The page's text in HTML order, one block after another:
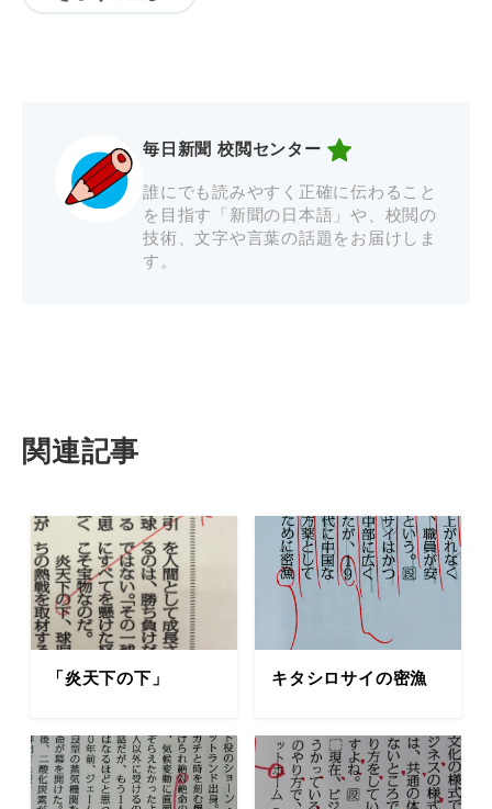
毎日新聞 校閲センター
誰にでも読みやすく正確に伝わること
を目指す「新聞の日本語」や、校閲の
技術、文字や言葉の話題をお届けしま
す。
関連記事
「炎天下の下」 キタシロサイの密漁